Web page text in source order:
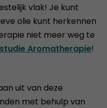
vlak! Je kunt
olie kunt herkennen
niet meer weg te
Aromatherapie!
uit van deze
met behulp van